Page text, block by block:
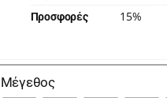
Προσφορές 15%
Μέγεθος